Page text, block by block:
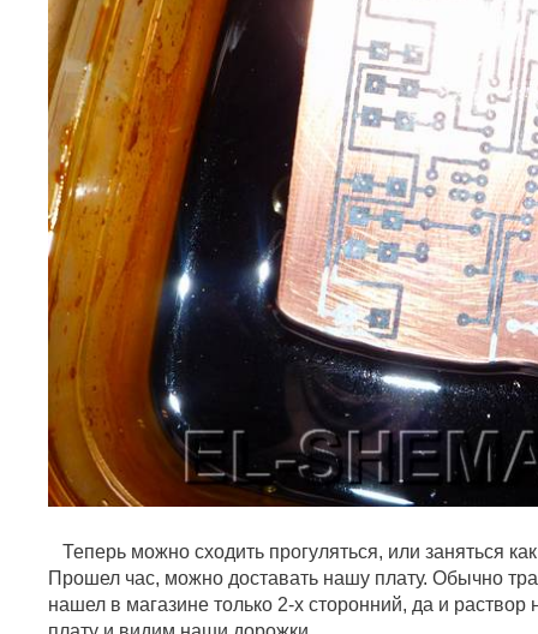
Теперь можно сходить прогуляться, или заняться
Прошел час, можно доставать нашу плату. Обычно
нашел в магазине только 2-х сторонний, да и